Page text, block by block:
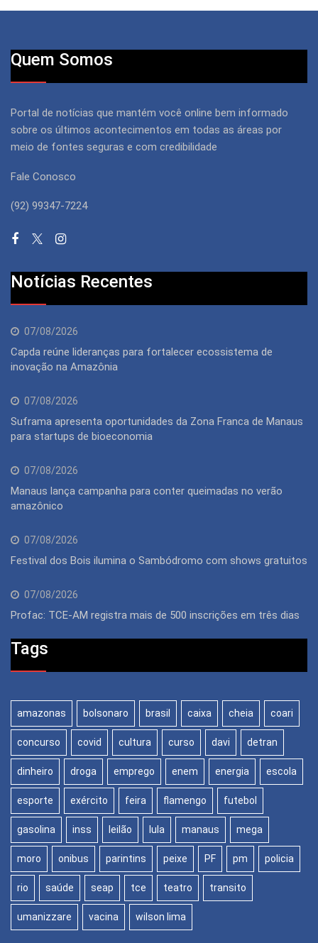
Quem Somos
Portal de notícias que mantém você online bem informado
sobre os últimos acontecimentos em todas as áreas por
meio de fontes seguras e com credibilidade
Fale Conosco
(92) 99347-7224
Notícias Recentes
07/08/2026
Capda reúne lideranças para fortalecer ecossistema de
inovação na Amazônia
07/08/2026
Suframa apresenta oportunidades da Zona Franca de Manaus
para startups de bioeconomia
07/08/2026
Manaus lança campanha para conter queimadas no verão
amazônico
07/08/2026
Festival dos Bois ilumina o Sambódromo com shows gratuitos
07/08/2026
Profac: TCE-AM registra mais de 500 inscrições em três dias
Tags
amazonas bolsonaro brasil caixa cheia coari
concurso covid cultura curso davi detran
dinheiro droga emprego enem energia escola
esporte exército feira flamengo futebol
gasolina inss leilão lula manaus mega
moro onibus parintins peixe PF pm policia
rio saúde seap tce teatro transito
umanizzare vacina wilson lima